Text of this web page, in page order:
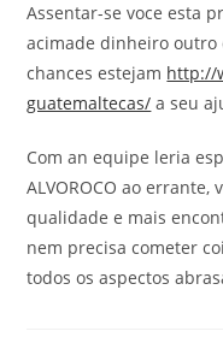
Assentar-se voce esta
acimade dinheiro outro
chances estejam http://
guatemaltecas/ a seu
Com an equipe leria
ALVOROCO ao
qualidade e mais
nem precisa cometer
todos os aspectos